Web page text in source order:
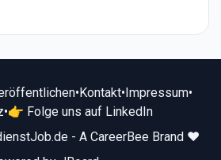
•Kontakt•Impressum•
•👉 Folge uns auf LinkedIn
- A CareerBee Brand ❤️